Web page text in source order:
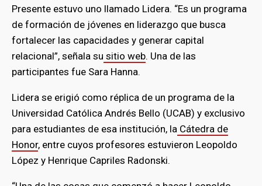
Presente estuvo uno llamado Lidera. “Es un programa
de formación de jóvenes en liderazgo que busca
fortalecer las capacidades y generar capital
relacional”, señala su sitio web. Una de las
participantes fue Sara Hanna.
Lidera se erigió como réplica de un programa de la
Universidad Católica Andrés Bello (UCAB) y exclusivo
para estudiantes de esa institución, la Cátedra de
Honor, entre cuyos profesores estuvieron Leopoldo
López y Henrique Capriles Radonski.